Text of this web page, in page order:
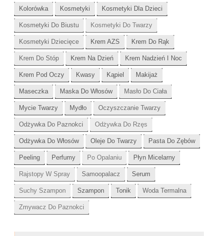
Kolorówka Kosmetyki Kosmetyki Dla Dzieci
Kosmetyki Do Biustu Kosmetyki Do Twarzy
Kosmetyki Dziecięce Krem AZS Krem Do Rąk
Krem Do Stóp Krem Na Dzień Krem Nadzień I Noc
Krem Pod Oczy Kwasy Kąpiel Makijaż
Maseczka Maska Do Włosów Masło Do Ciała
Mycie Twarzy Mydło Oczyszczanie Twarzy
Odżywka Do Paznokci Odżywka Do Rzęs
Odżywka Do Włosów Oleje Do Twarzy Pasta Do Zębów
Peeling Perfumy Po Opalaniu Płyn Micelarny
Rajstopy W Spray Samoopalacz Serum
Suchy Szampon Szampon Tonik Woda Termalna
Zmywacz Do Paznokci